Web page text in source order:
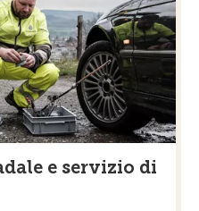
e servizio di